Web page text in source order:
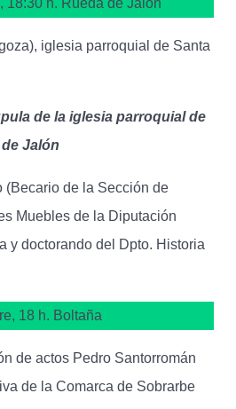
18:30 h. Rueda de Jalón
iglesia parroquial de Santa
de la iglesia parroquial de
Jalón
(Becario de la Sección de
Muebles de la Diputación
y doctorando del Dpto. Historia
18 h. Boltaña
de actos Pedro Santorromán
de la Comarca de Sobrarbe